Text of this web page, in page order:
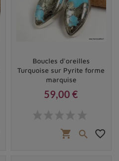
Boucles d'oreilles
Turquoise sur Pyrite forme
marquise
59,00 €
shopping_cart  favorite_border